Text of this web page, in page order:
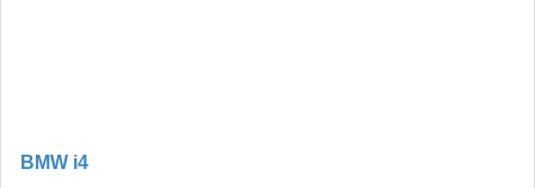
BMW i4